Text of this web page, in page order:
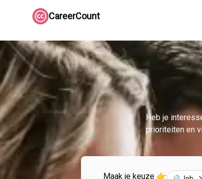
CareerCount
Heb je
prioriteiten en
Maak je keuze 👉